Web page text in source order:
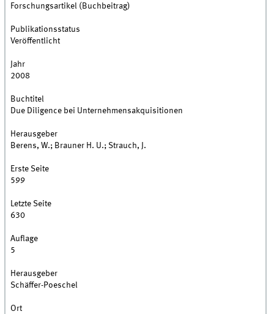
Forschungsartikel (Buchbeitrag)
Publikationsstatus
Veröffentlicht
Jahr
2008
Buchtitel
Due Diligence bei Unternehmensakquisitionen
Herausgeber
Berens, W.; Brauner H. U.; Strauch, J.
Erste Seite
599
Letzte Seite
630
Auflage
5
Herausgeber
Schäffer-Poeschel
Ort